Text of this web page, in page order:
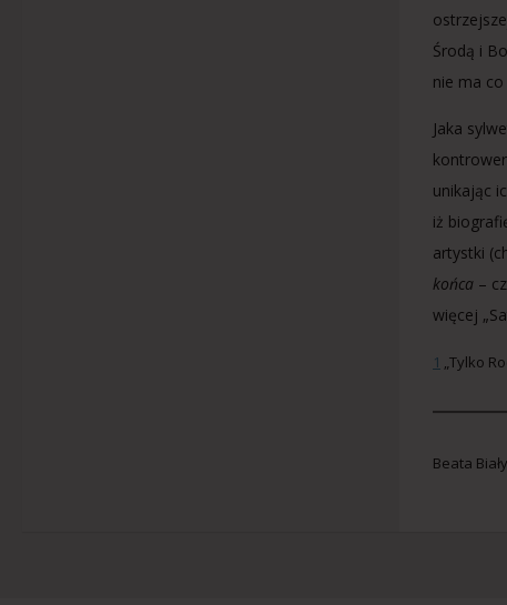
Środą i
nie ma
Jaka
unikając
iż
artystki
końca –
więcej
1 „Tylko
Beata